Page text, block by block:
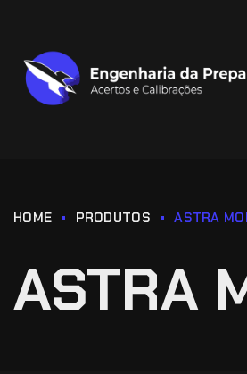
HOME PRODUTOS ASTRA
ASTRA